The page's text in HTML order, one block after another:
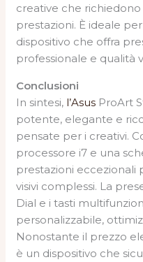
creative che
prestazioni. È ideale
dispositivo che offra
professionale e qualità
Conclusioni
In sintesi, l’Asus ProArt
potente, elegante e
pensate per i creativi.
processore i7 e una
prestazioni eccezionali
visivi complessi. La
Dial e i tasti
personalizzabile,
Nonostante il prezzo
è un dispositivo che